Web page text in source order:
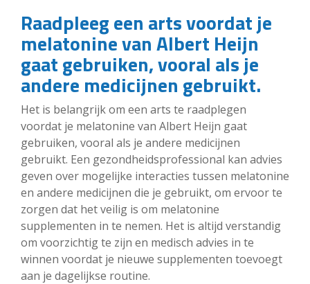
Raadpleeg een arts voordat je
melatonine van Albert Heijn
gaat gebruiken, vooral als je
andere medicijnen gebruikt.
Het is belangrijk om een arts te raadplegen
voordat je melatonine van Albert Heijn gaat
gebruiken, vooral als je andere medicijnen
gebruikt. Een gezondheidsprofessional kan advies
geven over mogelijke interacties tussen melatonine
en andere medicijnen die je gebruikt, om ervoor te
zorgen dat het veilig is om melatonine
supplementen in te nemen. Het is altijd verstandig
om voorzichtig te zijn en medisch advies in te
winnen voordat je nieuwe supplementen toevoegt
aan je dagelijkse routine.